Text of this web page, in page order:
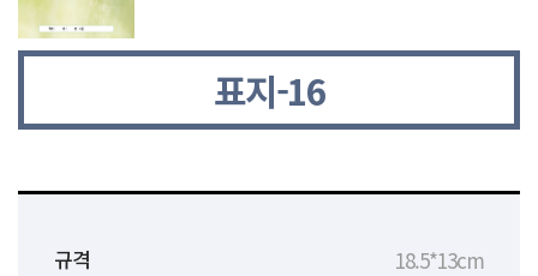
표지-16
규격 18.5*13cm